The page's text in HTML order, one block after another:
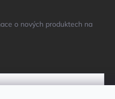
o nových produktech na